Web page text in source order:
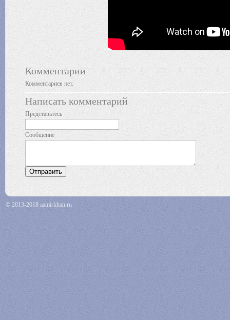
Комментарии
Комментариев нет.
Написать комментарий
Представьтесь
Сообщение
© 2013-2018 aamirkhan.ru